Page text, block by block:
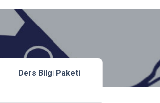
Ders Bilgi Paketi